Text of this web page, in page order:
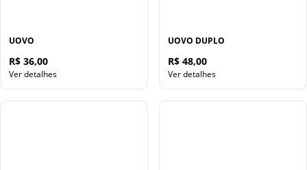
UOVO
R$ 36,00
Ver detalhes
UOVO DUPLO
R$ 48,00
Ver detalhes